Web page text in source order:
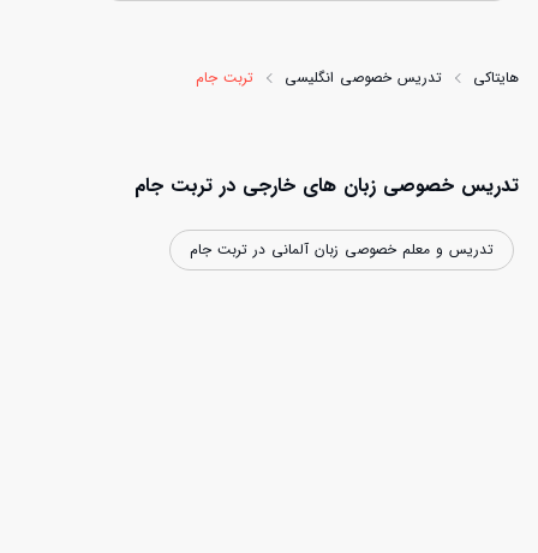
هایتاکی تدریس خصوصی انگلیسی تربت جام
تدریس خصوصی زبان های خارجی در تربت جام
تدریس و معلم خصوصی زبان آلمانی در تربت جام